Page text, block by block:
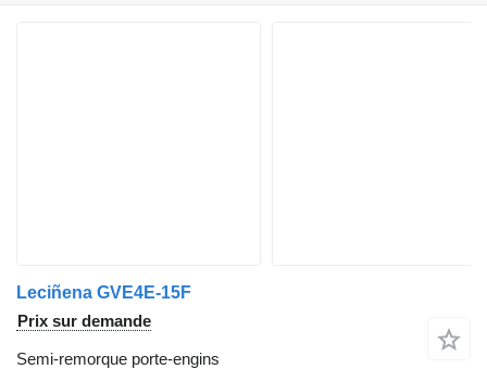
Leciñena GVE4E-15F
Prix sur demande
Semi-remorque porte-engins